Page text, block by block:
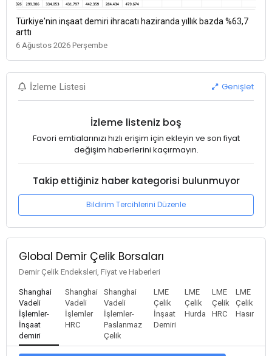
Türkiye'nin inşaat demiri ihracatı haziranda yıllık bazda %63,7
arttı
6 Ağustos 2026 Perşembe
İzleme Listesi Genişlet
İzleme listeniz boş
Favori emtialarınızı hızlı erişim için ekleyin ve son fiyat
değişim haberlerini kaçırmayın.
Takip ettiğiniz haber kategorisi bulunmuyor
Bildirim Tercihlerini Düzenle
Global Demir Çelik Borsaları
Demir Çelik Endeksleri, Fiyat ve Haberleri
Shanghai
Vadeli
İşlemler-
İnşaat
demiri
Shanghai
Vadeli
İşlemler
HRC
Shanghai
Vadeli
İşlemler-
Paslanmaz
Çelik
LME
Çelik
İnşaat
Demiri
LME
Çelik
Hurda
LME
Çelik
HRC
LME
Çelik
Hasır